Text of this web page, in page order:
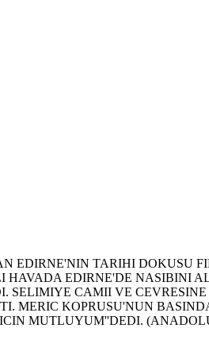
EDIRNE'NIN TARIHI DOKUSU
EDIRNE'DE NASIBINI
CAMII VE
MERIC KOPRUSU'NUN
MUTLUYUM''DEDI.